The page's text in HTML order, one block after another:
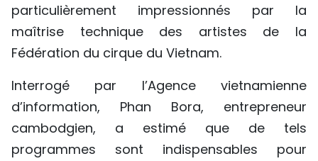
particulièrement impressionnés par la
maîtrise technique des artistes de la
Fédération du cirque du Vietnam.
Interrogé par l’Agence vietnamienne
d’information, Phan Bora, entrepreneur
cambodgien, a estimé que de tels
programmes sont indispensables pour